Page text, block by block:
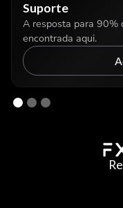
Suporte
A resposta para 90%
encontrada aqui.